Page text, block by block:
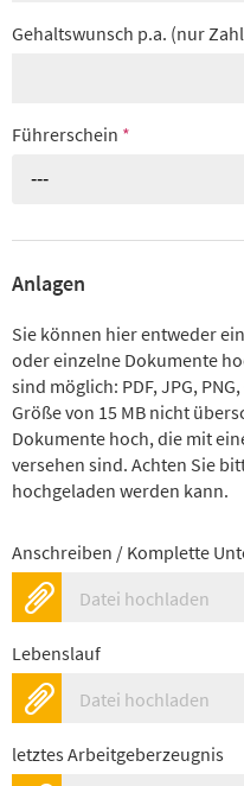
Gehaltswunsch p.a. (nur
Führerschein *
---
Anlagen
Sie können hier entweder
oder einzelne Dokumente
sind möglich: PDF, JPG,
Größe von 15 MB nicht
Dokumente hoch, die mit
versehen sind. Achten Sie
hochgeladen werden kann.
Anschreiben / Komplette
Datei hochladen
Lebenslauf
Datei hochladen
letztes Arbeitgeberzeugnis